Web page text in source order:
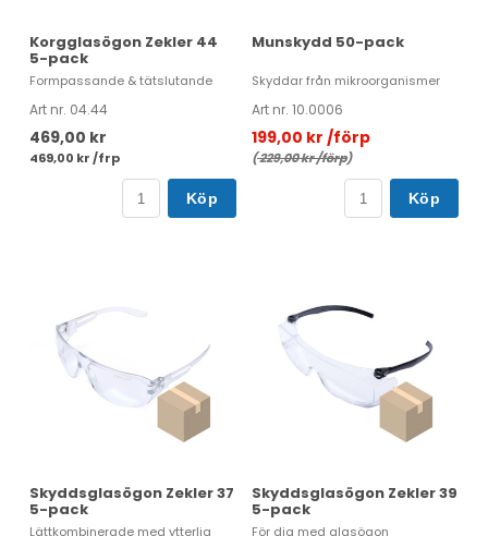
Korgglasögon Zekler 44
5-pack
Formpassande & tätslutande
Art nr. 04.44
469,00 kr
469,00 kr /frp
Köp
Munskydd 50-pack
Skyddar från mikroorganismer
Art nr. 10.0006
199,00 kr /förp
(229,00 kr /förp)
Köp
Skyddsglasögon Zekler 37
5-pack
Lättkombinerade med ytterlig
Skyddsglasögon Zekler 39
5-pack
För dig med glasögon